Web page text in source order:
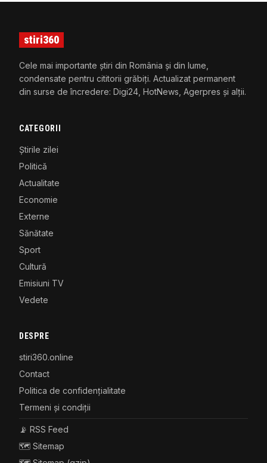
stiri360
Cele mai importante știri din România și din lume,
condensate pentru cititorii grăbiți. Actualizat permanent
din surse de încredere: Digi24, HotNews, Agerpres și alții.
CATEGORII
Știrile zilei
Politică
Actualitate
Economie
Externe
Sănătate
Sport
Cultură
Emisiuni TV
Vedete
DESPRE
stiri360.online
Contact
Politica de confidențialitate
Termeni și condiții
📡 RSS Feed
🗺️ Sitemap